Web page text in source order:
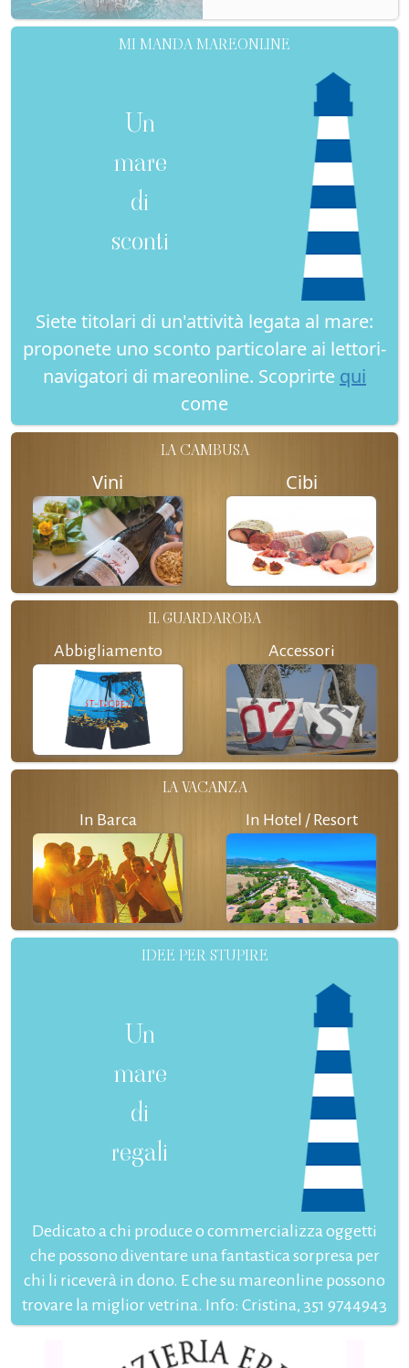
MI MANDA MAREONLINE
Un
mare
di
sconti
Siete titolari di un'attività legata al mare:
proponete uno sconto particolare ai lettori-
navigatori di mareonline. Scoprirte qui
come
LA CAMBUSA
Vini Cibi
IL GUARDAROBA
Abbigliamento Accessori
LA VACANZA
In Barca In Hotel / Resort
IDEE PER STUPIRE
Un
mare
di
regali
Dedicato a chi produce o commercializza oggetti
che possono diventare una fantastica sorpresa per
chi li riceverà in dono. E che su mareonline possono
trovare la miglior vetrina. Info: Cristina, 351 9744943